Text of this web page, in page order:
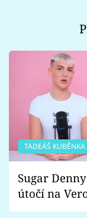
TADEÁŠ KUBĚNKA
Sugar
útočí na
Proč je